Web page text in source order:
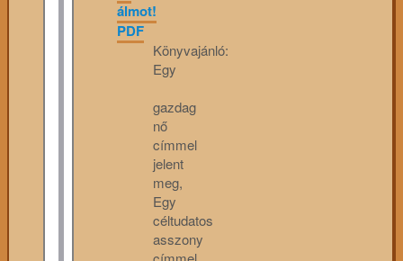
álmot!
PDF
Könyvajánló:
Egy
gazdag
nő
címmel
jelent
meg,
Egy
céltudatos
asszony